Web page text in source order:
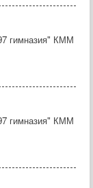
гимназия" КММ
гимназия" КММ